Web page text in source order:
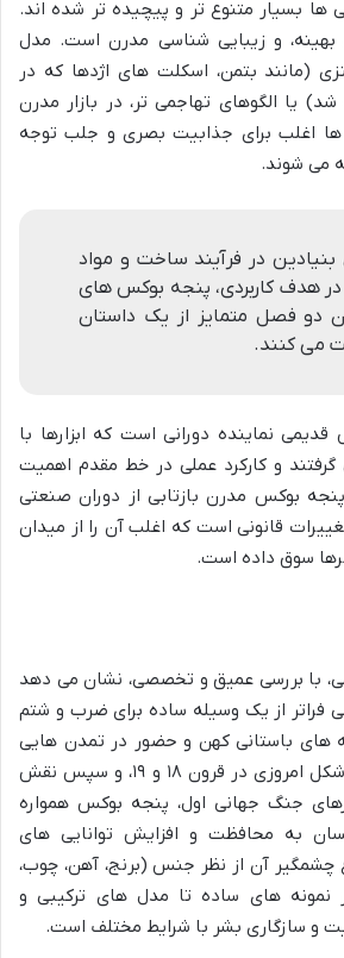
ها بسیار متنوع تر و پیچیده تر شده اند.
بهینه، و زیبایی شناسی مدرن است. مدل
(مانند بتمن، اسکلت های اژدها که در
یا الگوهای تهاجمی تر، در بازار مدرن
اغلب برای جذابیت بصری و جلب توجه
می شوند.
بنیادین در فرآیند ساخت و مواد
در هدف کاربردی، پنجه بوکس های
دو فصل متمایز از یک داستان
می کنند.
نماینده دورانی است که ابزارها با
و کارکرد عملی در خط مقدم اهمیت
بوکس مدرن بازتابی از دوران صنعتی
قانونی است که اغلب آن را از میدان
سوق داده است.
با بررسی عمیق و تخصصی، نشان می دهد
فراتر از یک وسیله ساده برای ضرب و شتم
های باستانی کهن و حضور در تمدن هایی
چون روم، تا تکامل به شکل امروزی در قرون ۱۸ و ۱۹، و سپس نقش
جنگ جهانی اول، پنجه بوکس همواره
به محافظت و افزایش توانایی های
چشمگیر آن از نظر جنس (برنج، آهن، چوب،
نمونه های ساده تا مدل های ترکیبی و
و سازگاری بشر با شرایط مختلف است.